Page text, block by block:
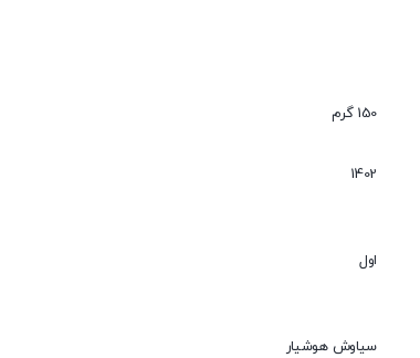
۵/۱
و آیین‌نامه اجرائی آن
150 گرم
1402
اول
سیاوش هوشیار